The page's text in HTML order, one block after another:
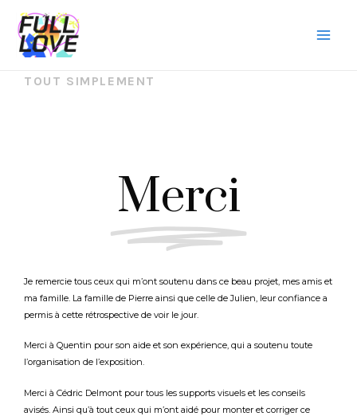
TOUT SIMPLEMENT
Merci
Je remercie tous ceux qui m’ont soutenu dans ce beau projet, mes amis et
ma famille. La famille de Pierre ainsi que celle de Julien, leur confiance a
permis à cette rétrospective de voir le jour.
Merci à Quentin pour son aide et son expérience, qui a soutenu toute
l’organisation de l’exposition.
Merci à Cédric Delmont pour tous les supports visuels et les conseils
avisés. Ainsi qu’à tout ceux qui m’ont aidé pour monter et corriger ce